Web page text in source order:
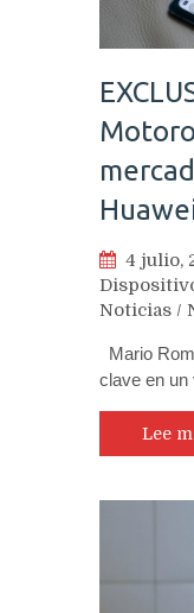
4 julio,
Noticias /
Mario
clave en
Lee